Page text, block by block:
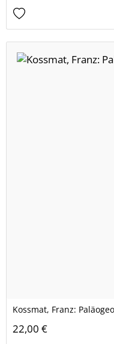
Kossmat, Franz:
22,00 €